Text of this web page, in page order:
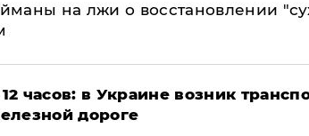
на лжи о восстановлении
часов: в Украине возник
дороге